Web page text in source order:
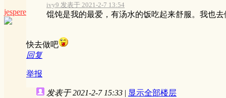
jespere
ivy9 发表于 2021-2-7 13:54
馄饨是我的最爱，有汤水的饭吃起来舒服。我也去
快去做吧
回复
举报
发表于 2021-2-7 15:33 | 显示全部楼层